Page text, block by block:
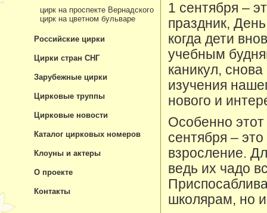
1 сентября –
праздник,
когда дети
учебным
каникул,
изучения
нового и
Особенно
сентября –
взросление.
ведь их чадо
школярам, но
цирк на проспекте Вернадского
цирк на цветном бульваре
Российские цирки
Цирки стран СНГ
Зарубежные цирки
Цирковые труппы
Цирковые новости
Каталог цирковых номеров
Клоуны и актеры
О проекте
Контакты